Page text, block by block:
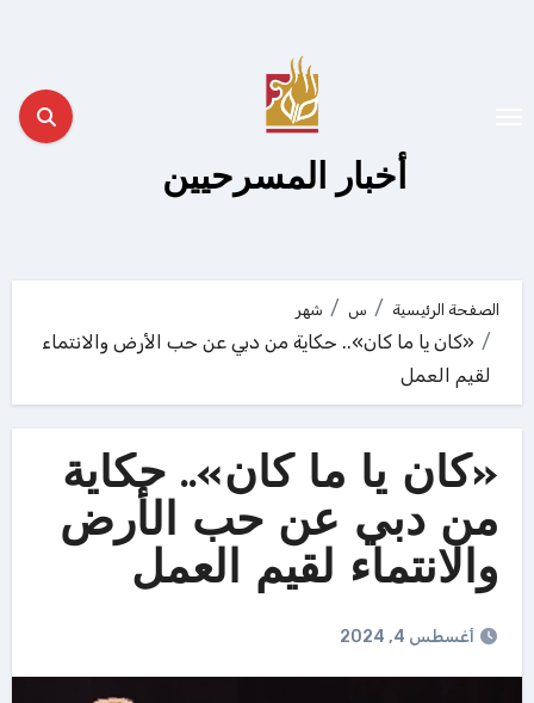
أخبار المسرحيين
الصفحة الرئيسية س شهر
«كان يا ما كان».. حكاية من دبي عن حب الأرض والانتماء
لقيم العمل
«كان يا ما كان».. حكاية
من دبي عن حب الأرض
والانتماء لقيم العمل
أغسطس 4, 2024